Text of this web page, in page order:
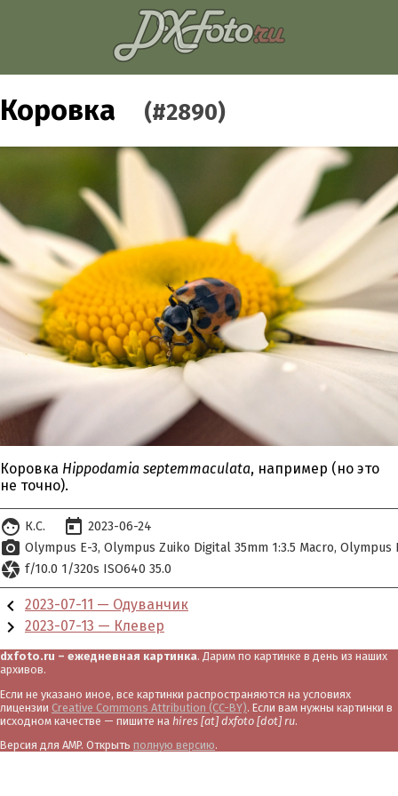
Коровка (#2890)
Коровка Hippodamia septemmaculata, например (но это
не точно).
face К.С. today 2023-06-24
photo_camera Olympus E-3 Olympus Zuiko Digital 35mm 1:3.5 Macro Olympus
camera f/10.0 1/320s ISO640 35.0
chevron_left 2023-07-11 — Одуванчик
chevron_right 2023-07-13 — Клевер
dxfoto.ru – ежедневная картинка. Дарим по картинке в день из наших
архивов.
Если не указано иное, все картинки распространяются на условиях
лицензии Creative Commons Attribution (CC-BY). Если вам нужны картинки в
исходном качестве — пишите на hires [at] dxfoto [dot] ru.
Версия для AMP. Открыть полную версию.